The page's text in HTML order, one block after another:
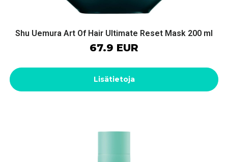
Shu Uemura Art Of Hair Ultimate Reset Mask 200 ml
67.9 EUR
Lisätietoja